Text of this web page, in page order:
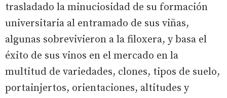
trasladado la minuciosidad de su formación
universitaria al entramado de sus viñas,
algunas sobrevivieron a la filoxera, y basa el
éxito de sus vinos en el mercado en la
multitud de variedades, clones, tipos de suelo,
portainjertos, orientaciones, altitudes y